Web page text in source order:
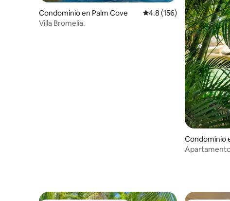
Condominio en Palm Cove Calificación promedio:
4.8 (156)
Villa Bromelia.
Condominio
h
entrada a la